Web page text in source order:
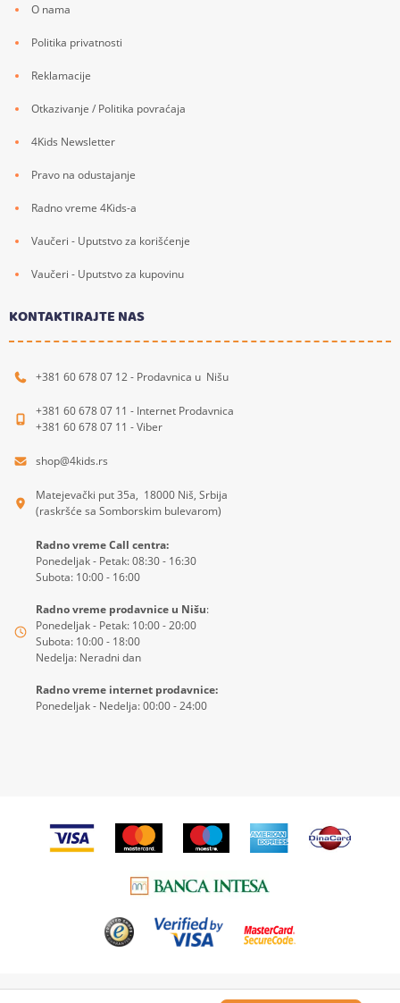
O nama
Politika privatnosti
Reklamacije
Otkazivanje / Politika povraćaja
4Kids Newsletter
Pravo na odustajanje
Radno vreme 4Kids-a
Vaučeri - Uputstvo za korišćenje
Vaučeri - Uputstvo za kupovinu
KONTAKTIRAJTE NAS
+381 60 678 07 12 - Prodavnica u Nišu
+381 60 678 07 11 - Internet Prodavnica
+381 60 678 07 11 - Viber
shop@4kids.rs
Matejevački put 35a, 18000 Niš, Srbija
(raskršće sa Somborskim bulevarom)
Radno vreme Call centra:
Ponedeljak - Petak: 08:30 - 16:30
Subota: 10:00 - 16:00
Radno vreme prodavnice u Nišu:
Ponedeljak - Petak: 10:00 - 20:00
Subota: 10:00 - 18:00
Nedelja: Neradni dan
Radno vreme internet prodavnice:
Ponedeljak - Nedelja: 00:00 - 24:00